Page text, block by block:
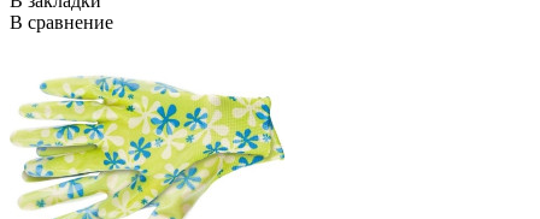
В сравнение